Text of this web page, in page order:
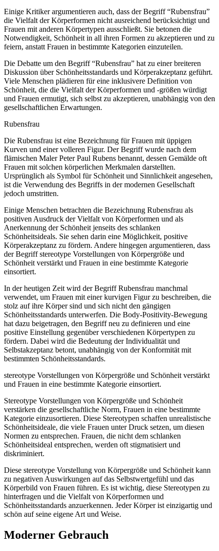
Einige Kritiker argumentieren auch, dass der Begriff “Rubensfrau”
die Vielfalt der Körperformen nicht ausreichend berücksichtigt und
Frauen mit anderen Körpertypen ausschließt. Sie betonen die
Notwendigkeit, Schönheit in all ihren Formen zu akzeptieren und zu
feiern, anstatt Frauen in bestimmte Kategorien einzuteilen.
Die Debatte um den Begriff “Rubensfrau” hat zu einer breiteren
Diskussion über Schönheitsstandards und Körperakzeptanz geführt.
Viele Menschen plädieren für eine inklusivere Definition von
Schönheit, die die Vielfalt der Körperformen und -größen würdigt
und Frauen ermutigt, sich selbst zu akzeptieren, unabhängig von den
gesellschaftlichen Erwartungen.
Rubensfrau
Die Rubensfrau ist eine Bezeichnung für Frauen mit üppigen
Kurven und einer volleren Figur. Der Begriff wurde nach dem
flämischen Maler Peter Paul Rubens benannt, dessen Gemälde oft
Frauen mit solchen körperlichen Merkmalen darstellten.
Ursprünglich als Symbol für Schönheit und Sinnlichkeit angesehen,
ist die Verwendung des Begriffs in der modernen Gesellschaft
jedoch umstritten.
Einige Menschen betrachten die Bezeichnung Rubensfrau als
positiven Ausdruck der Vielfalt von Körperformen und als
Anerkennung der Schönheit jenseits des schlanken
Schönheitsideals. Sie sehen darin eine Möglichkeit, positive
Körperakzeptanz zu fördern. Andere hingegen argumentieren, dass
der Begriff stereotype Vorstellungen von Körpergröße und
Schönheit verstärkt und Frauen in eine bestimmte Kategorie
einsortiert.
In der heutigen Zeit wird der Begriff Rubensfrau manchmal
verwendet, um Frauen mit einer kurvigen Figur zu beschreiben, die
stolz auf ihre Körper sind und sich nicht den gängigen
Schönheitsstandards unterwerfen. Die Body-Positivity-Bewegung
hat dazu beigetragen, den Begriff neu zu definieren und eine
positive Einstellung gegenüber verschiedenen Körpertypen zu
fördern. Dabei wird die Bedeutung der Individualität und
Selbstakzeptanz betont, unabhängig von der Konformität mit
bestimmten Schönheitsstandards.
stereotype Vorstellungen von Körpergröße und Schönheit verstärkt
und Frauen in eine bestimmte Kategorie einsortiert.
Stereotype Vorstellungen von Körpergröße und Schönheit
verstärken die gesellschaftliche Norm, Frauen in eine bestimmte
Kategorie einzusortieren. Diese Stereotypen schaffen unrealistische
Schönheitsideale, die viele Frauen unter Druck setzen, um diesen
Normen zu entsprechen. Frauen, die nicht dem schlanken
Schönheitsideal entsprechen, werden oft stigmatisiert und
diskriminiert.
Diese stereotype Vorstellung von Körpergröße und Schönheit kann
zu negativen Auswirkungen auf das Selbstwertgefühl und das
Körperbild von Frauen führen. Es ist wichtig, diese Stereotypen zu
hinterfragen und die Vielfalt von Körperformen und
Schönheitsstandards anzuerkennen. Jeder Körper ist einzigartig und
schön auf seine eigene Art und Weise.
Moderner Gebrauch